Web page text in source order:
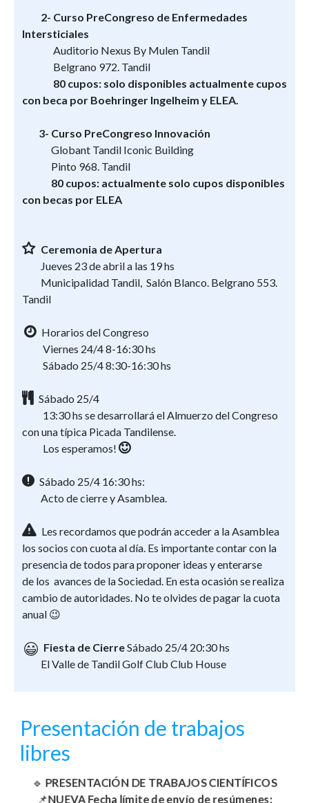
2- Curso PreCongreso de Enfermedades
Intersticiales
Auditorio Nexus By Mulen Tandil
Belgrano 972. Tandil
80 cupos: solo disponibles actualmente cupos
con beca por Boehringer Ingelheim y ELEA.
3- Curso PreCongreso Innovación
Globant Tandil Iconic Building
Pinto 968. Tandil
80 cupos: actualmente solo cupos disponibles
con becas por ELEA
Ceremonia de Apertura
Jueves 23 de abril a las 19 hs
Municipalidad Tandil, Salón Blanco. Belgrano 553.
Tandil
Horarios del Congreso
Viernes 24/4 8-16:30 hs
Sábado 25/4 8:30-16:30 hs
Sábado 25/4
13:30 hs se desarrollará el Almuerzo del Congreso
con una típica Picada Tandilense.
Los esperamos!
Sábado 25/4 16:30 hs:
Acto de cierre y Asamblea.
Les recordamos que podrán acceder a la Asamblea
los socios con cuota al día. Es importante contar con la
presencia de todos para proponer ideas y enterarse
de los avances de la Sociedad. En esta ocasión se realiza
cambio de autoridades. No te olvides de pagar la cuota
anual 😉
Fiesta de CierreSábado 25/4 20:30 hs
El Valle de Tandil Golf Club Club House
Presentación de trabajos
libres
🔹 PRESENTACIÓN DE TRABAJOS CIENTÍFICOS
📌NUEVA Fecha límite de envío de resúmenes: